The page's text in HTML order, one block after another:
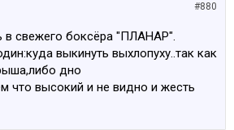
#880
в свежего боксёра "ПЛАНАР".
выкинуть выхлопуху..так как
дно
что высокий и не видно и жесть